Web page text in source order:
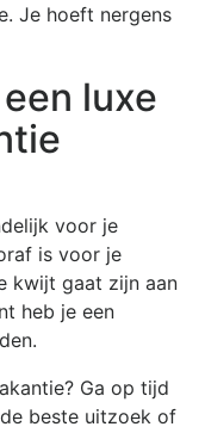
Je hoeft nergens
luxe
voor je
is voor je
kwijt gaat zijn aan
heb je een
Ga op tijd
beste uitzoek of